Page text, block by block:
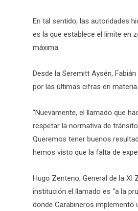
En tal sentido, las autoridades
es la que establece el límite en
máxima.
Desde la Seremitt Aysén,
por las últimas cifras en
“Nuevamente, el llamado que
respetar la normativa de
Queremos tener buenos
hemos visto que la falta de
Hugo Zenteno, General de la XI
institución el llamado es “a la
donde Carabineros implementó